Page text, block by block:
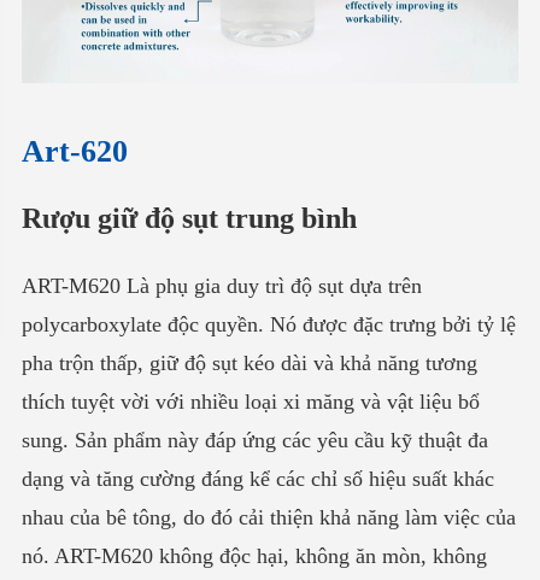
Art-620
Rượu giữ độ sụt trung bình
ART-M620 Là phụ gia duy trì độ sụt dựa trên
polycarboxylate độc quyền. Nó được đặc trưng bởi tỷ lệ
pha trộn thấp, giữ độ sụt kéo dài và khả năng tương
thích tuyệt vời với nhiều loại xi măng và vật liệu bổ
sung. Sản phẩm này đáp ứng các yêu cầu kỹ thuật đa
dạng và tăng cường đáng kể các chỉ số hiệu suất khác
nhau của bê tông, do đó cải thiện khả năng làm việc của
nó. ART-M620 không độc hại, không ăn mòn, không